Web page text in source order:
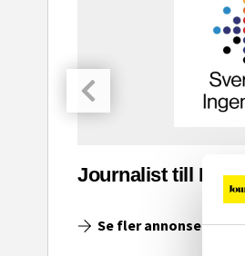
Journalist till
Se fler annonser